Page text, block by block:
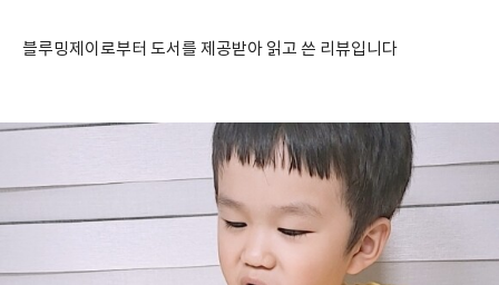
블루밍제이로부터 도서를 제공받아 읽고 쓴 리뷰입니다